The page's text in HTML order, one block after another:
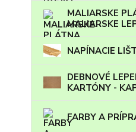
MALIARSKE
MALIARSKE
NAPÍNACIE
DEBNOVÉ
KARTÓNY -
FARBY A